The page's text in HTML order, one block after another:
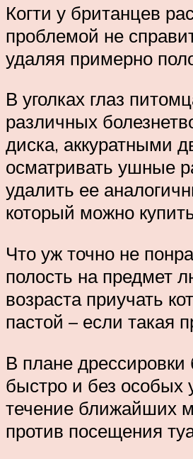
Когти у британцев
проблемой не
удаляя примерно
В уголках глаз
различных
диска, аккуратными
осматривать ушные
удалить ее
который можно
Что уж точно не
полость на предмет
возраста приучать
пастой – если такая
В плане
быстро и без особых
течение ближайших
против посещения